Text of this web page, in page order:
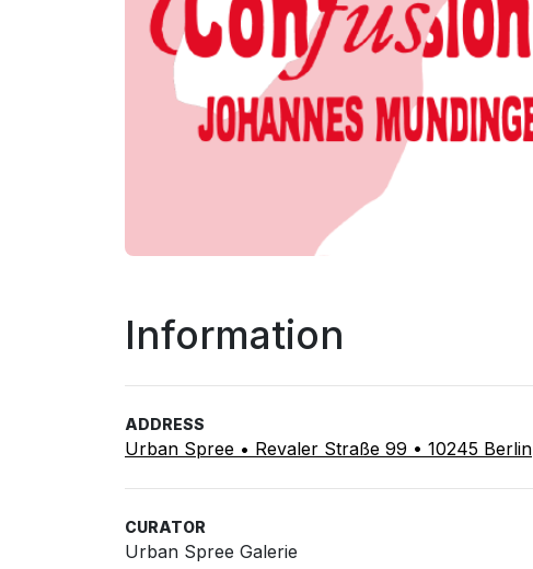
Information
ADDRESS
Urban Spree • Revaler Straße 99 • 10245 Berlin
CURATOR
Urban Spree Galerie